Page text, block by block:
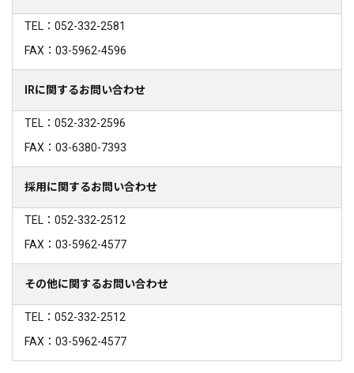
TEL：052-332-2581
FAX：03-5962-4596
IRに関するお問い合わせ
TEL：052-332-2596
FAX：03-6380-7393
採用に関するお問い合わせ
TEL：052-332-2512
FAX：03-5962-4577
その他に関するお問い合わせ
TEL：052-332-2512
FAX：03-5962-4577